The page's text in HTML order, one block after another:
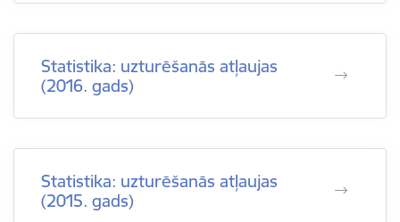
Statistika: uzturēšanās atļaujas
(2016. gads)
Statistika: uzturēšanās atļaujas
(2015. gads)